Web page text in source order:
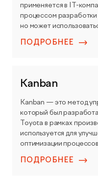
применяется в IT-
процессом
но может
ПОДРОБНЕЕ
Kanban
Kanban — это метод
который был
Toyota в рамках
используется для
оптимизации
ПОДРОБНЕЕ